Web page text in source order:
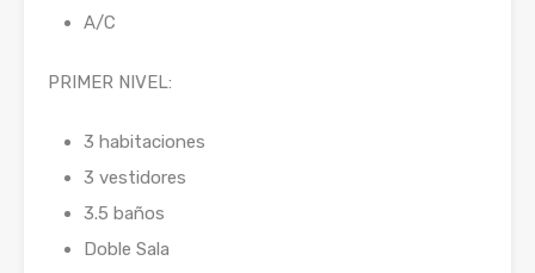
A/C
PRIMER NIVEL:
3 habitaciones
3 vestidores
3.5 baños
Doble Sala